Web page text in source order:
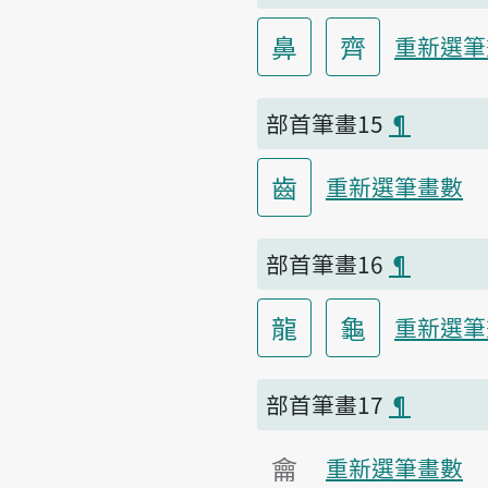
鼻 齊 重新選
部首筆畫15 ¶
齒 重新選筆畫數
部首筆畫16 ¶
龍 龜 重新選
部首筆畫17 ¶
龠 重新選筆畫數